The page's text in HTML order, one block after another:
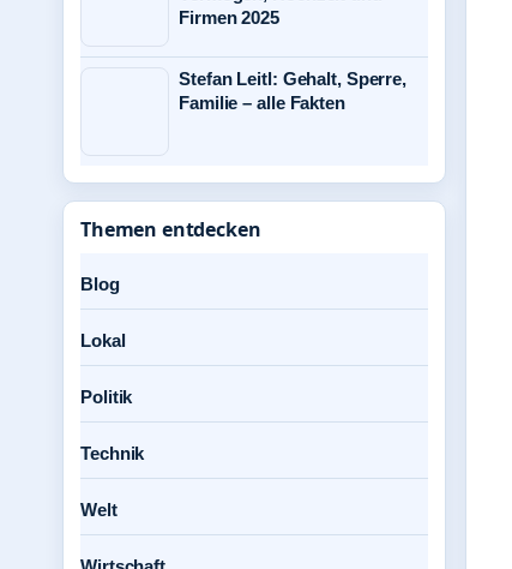
Firmen 2025
Stefan Leitl: Gehalt, Sperre,
Familie – alle Fakten
Themen entdecken
Blog
Lokal
Politik
Technik
Welt